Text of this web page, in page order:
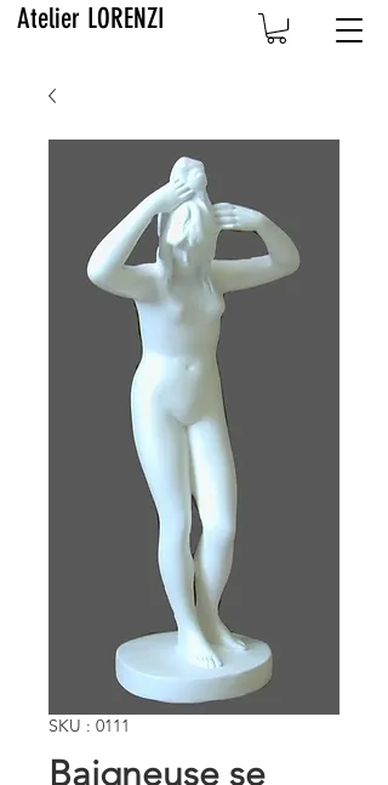
Atelier LORENZI
SKU : 0111
Baigneuse se